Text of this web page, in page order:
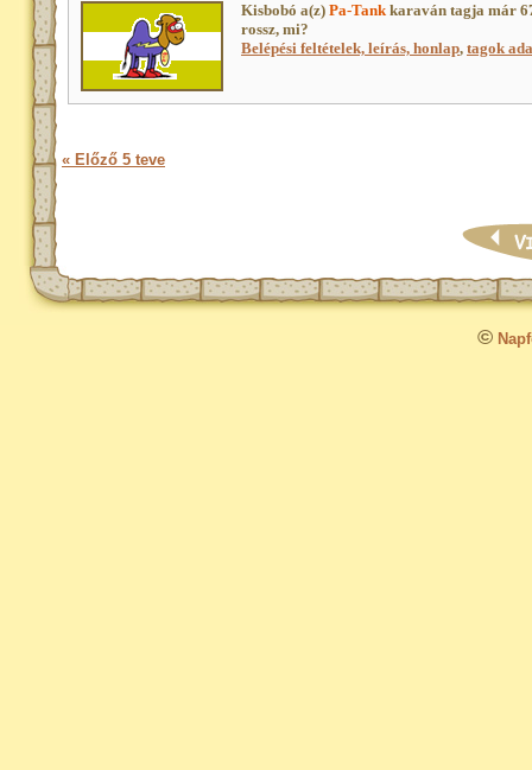
Kisbobó a(z) Pa-Tankkaraván tagja már
rossz, mi?
Belépési feltételek, leírás, honlap, tagok
« Előző 5 teve
©